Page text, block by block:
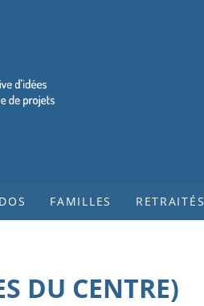
FAMILLES RETRAITÉS
DU CENTRE)